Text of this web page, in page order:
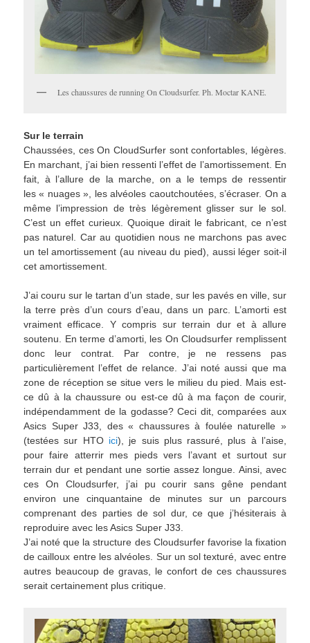
Les chaussures de running On Cloudsurfer. Ph. Moctar KANE.
Sur le terrain
Chaussées, ces On CloudSurfer sont confortables, légères.
En marchant, j’ai bien ressenti l’effet de l’amortissement. En
fait, à l’allure de la marche, on a le temps de ressentir
les « nuages », les alvéoles caoutchoutées, s’écraser. On a
même l’impression de très légèrement glisser sur le sol.
C’est un effet curieux. Quoique dirait le fabricant, ce n’est
pas naturel. Car au quotidien nous ne marchons pas avec
un tel amortissement (au niveau du pied), aussi léger soit-il
cet amortissement.
J’ai couru sur le tartan d’un stade, sur les pavés en ville, sur
la terre près d’un cours d’eau, dans un parc. L’amorti est
vraiment efficace. Y compris sur terrain dur et à allure
soutenu. En terme d’amorti, les On Cloudsurfer remplissent
donc leur contrat. Par contre, je ne ressens pas
particulièrement l’effet de relance. J’ai noté aussi que ma
zone de réception se situe vers le milieu du pied. Mais est-
ce dû à la chaussure ou est-ce dû à ma façon de courir,
indépendamment de la godasse? Ceci dit, comparées aux
Asics Super J33, des « chaussures à foulée naturelle »
(testées sur HTO ici), je suis plus rassuré, plus à l’aise,
pour faire atterrir mes pieds vers l’avant et surtout sur
terrain dur et pendant une sortie assez longue. Ainsi, avec
ces On Cloudsurfer, j’ai pu courir sans gêne pendant
environ une cinquantaine de minutes sur un parcours
comprenant des parties de sol dur, ce que j’hésiterais à
reproduire avec les Asics Super J33.
J’ai noté que la structure des Cloudsurfer favorise la fixation
de cailloux entre les alvéoles. Sur un sol texturé, avec entre
autres beaucoup de gravas, le confort de ces chaussures
serait certainement plus critique.